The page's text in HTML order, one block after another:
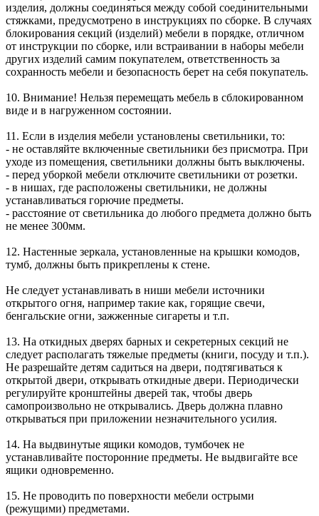
изделия, должны соединяться между собой соединительными
стяжками, предусмотрено в инструкциях по сборке. В случаях
блокирования секций (изделий) мебели в порядке, отличном
от инструкции по сборке, или встраивании в наборы мебели
других изделий самим покупателем, ответственность за
сохранность мебели и безопасность берет на себя покупатель.
10. Внимание! Нельзя перемещать мебель в сблокированном
виде и в нагруженном состоянии.
11. Если в изделия мебели установлены светильники, то:
- не оставляйте включенные светильники без присмотра. При
уходе из помещения, светильники должны быть выключены.
- перед уборкой мебели отключите светильники от розетки.
- в нишах, где расположены светильники, не должны
устанавливаться горючие предметы.
- расстояние от светильника до любого предмета должно быть
не менее 300мм.
12. Настенные зеркала, установленные на крышки комодов,
тумб, должны быть прикреплены к стене.
Не следует устанавливать в ниши мебели источники
открытого огня, например такие как, горящие свечи,
бенгальские огни, зажженные сигареты и т.п.
13. На откидных дверях барных и секретерных секций не
следует располагать тяжелые предметы (книги, посуду и т.п.).
Не разрешайте детям садиться на двери, подтягиваться к
открытой двери, открывать откидные двери. Периодически
регулируйте кронштейны дверей так, чтобы дверь
самопроизвольно не открывались. Дверь должна плавно
открываться при приложении незначительного усилия.
14. На выдвинутые ящики комодов, тумбочек не
устанавливайте посторонние предметы. Не выдвигайте все
ящики одновременно.
15. Не проводить по поверхности мебели острыми
(режущими) предметами.